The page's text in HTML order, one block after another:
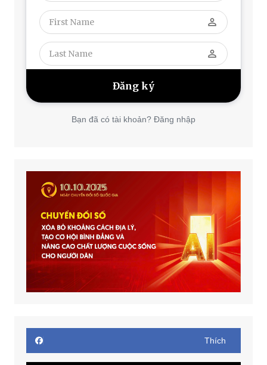
perm_identity
perm_identity
Bạn đã có tài khoản? Đăng nhập
Thích